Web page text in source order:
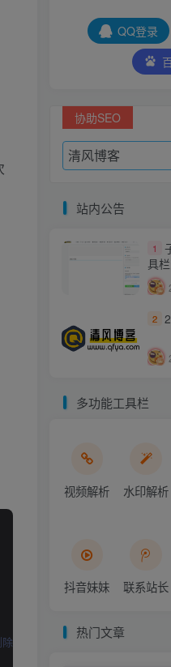
签的文章】"
QQ登录
协助SEO
站内公告
1
具
2
多功能工具栏
视频解析 水印解析
抖音妹妹 联系站长
热门文章